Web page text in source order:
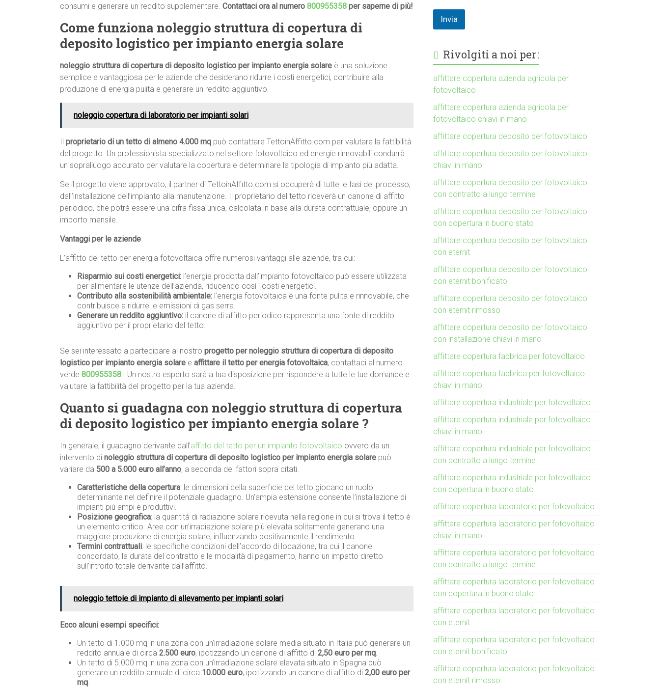
consumi e generare un reddito supplementare. Contattaci ora al numero 800955358 per saperne di più!
Come funziona noleggio struttura di copertura di
deposito logistico per impianto energia solare
noleggio struttura di copertura di deposito logistico per impianto energia solare è una soluzione
semplice e vantaggiosa per le aziende che desiderano ridurre i costi energetici, contribuire alla
produzione di energia pulita e generare un reddito aggiuntivo.
noleggio copertura di laboratorio per impianti solari
proprietario di un tetto di almeno 4.000 mq può contattare TettoinAffitto.com per valutare la fattibilità
del progetto. Un professionista specializzato nel settore fotovoltaico ed energie rinnovabili condurrà
un sopralluogo accurato per valutare la copertura e determinare la tipologia di impianto più adatta.
Se il progetto viene approvato, il partner di TettoinAffitto.com si occuperà di tutte le fasi del processo,
dall’installazione dell’impianto alla manutenzione. Il proprietario del tetto riceverà un canone di affitto
periodico, che potrà essere una cifra fissa unica, calcolata in base alla durata contrattuale, oppure un
importo mensile.
Vantaggi per le aziende
L’affitto del tetto per energia fotovoltaica offre numerosi vantaggi alle aziende, tra cui:
Risparmio sui costi energetici: l’energia prodotta dall’impianto fotovoltaico può essere utilizzata
per alimentare le utenze dell’azienda, riducendo così i costi energetici.
Contributo alla sostenibilità ambientale: l’energia fotovoltaica è una fonte pulita e rinnovabile, che
contribuisce a ridurre le emissioni di gas serra.
Generare un reddito aggiuntivo: il canone di affitto periodico rappresenta una fonte di reddito
aggiuntivo per il proprietario del tetto.
Se sei interessato a partecipare al nostro progetto per noleggio struttura di copertura di deposito
logistico per impianto energia solare e affittare il tetto per energia fotovoltaica, contattaci al numero
verde 800955358 . Un nostro esperto sarà a tua disposizione per rispondere a tutte le tue domande e
valutare la fattibilità del progetto per la tua azienda.
Quanto si guadagna con noleggio struttura di copertura
di deposito logistico per impianto energia solare ?
In generale, il guadagno derivante dall’affitto del tetto per un impianto fotovoltaico ovvero da un
intervento di noleggio struttura di copertura di deposito logistico per impianto energia solare può
variare da 500 a 5.000 euro all’anno, a seconda dei fattori sopra citati.
Caratteristiche della copertura: le dimensioni della superficie del tetto giocano un ruolo
determinante nel definire il potenziale guadagno. Un’ampia estensione consente l’installazione di
impianti più ampi e produttivi.
Posizione geografica: la quantità di radiazione solare ricevuta nella regione in cui si trova il tetto è
un elemento critico. Aree con un’irradiazione solare più elevata solitamente generano una
maggiore produzione di energia solare, influenzando positivamente il rendimento.
Termini contrattuali: le specifiche condizioni dell’accordo di locazione, tra cui il canone
concordato, la durata del contratto e le modalità di pagamento, hanno un impatto diretto
sull’introito totale derivante dall’affitto.
noleggio tettoie di impianto di allevamento per impianti solari
Ecco alcuni esempi specifici:
Un tetto di 1.000 mq in una zona con un’irradiazione solare media situato in Italia può generare un
reddito annuale di circa 2.500 euro, ipotizzando un canone di affitto di 2,50 euro per mq.
Un tetto di 5.000 mq in una zona con un’irradiazione solare elevata situato in Spagna può
generare un reddito annuale di circa 10.000 euro, ipotizzando un canone di affitto di 2,00 euro per
mq.
Invia
Rivolgiti a noi per:
affittare copertura azienda agricola per
fotovoltaico
affittare copertura azienda agricola per
fotovoltaico chiavi in mano
affittare copertura deposito per fotovoltaico
affittare copertura deposito per fotovoltaico
chiavi in mano
affittare copertura deposito per fotovoltaico
con contratto a lungo termine
affittare copertura deposito per fotovoltaico
con copertura in buono stato
affittare copertura deposito per fotovoltaico
con eternit
affittare copertura deposito per fotovoltaico
con eternit bonificato
affittare copertura deposito per fotovoltaico
con eternit rimosso
affittare copertura deposito per fotovoltaico
con installazione chiavi in mano
affittare copertura fabbrica per fotovoltaico
affittare copertura fabbrica per fotovoltaico
chiavi in mano
affittare copertura industriale per fotovoltaico
affittare copertura industriale per fotovoltaico
chiavi in mano
affittare copertura industriale per fotovoltaico
con contratto a lungo termine
affittare copertura industriale per fotovoltaico
con copertura in buono stato
affittare copertura laboratorio per fotovoltaico
affittare copertura laboratorio per fotovoltaico
chiavi in mano
affittare copertura laboratorio per fotovoltaico
con contratto a lungo termine
affittare copertura laboratorio per fotovoltaico
con copertura in buono stato
affittare copertura laboratorio per fotovoltaico
con eternit
affittare copertura laboratorio per fotovoltaico
con eternit bonificato
affittare copertura laboratorio per fotovoltaico
con eternit rimosso